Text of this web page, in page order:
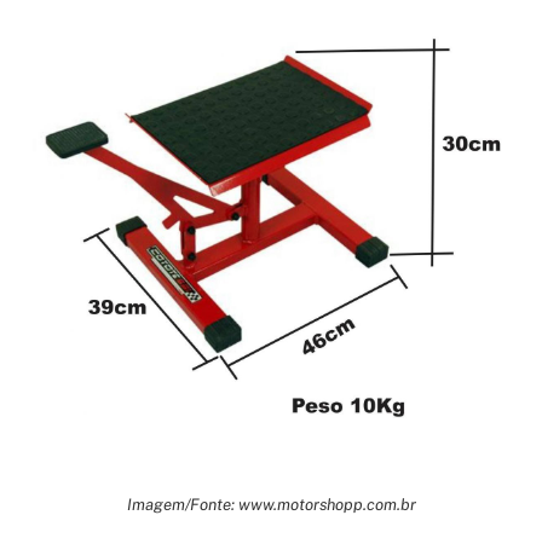
Imagem/Fonte: www.motorshopp.com.br